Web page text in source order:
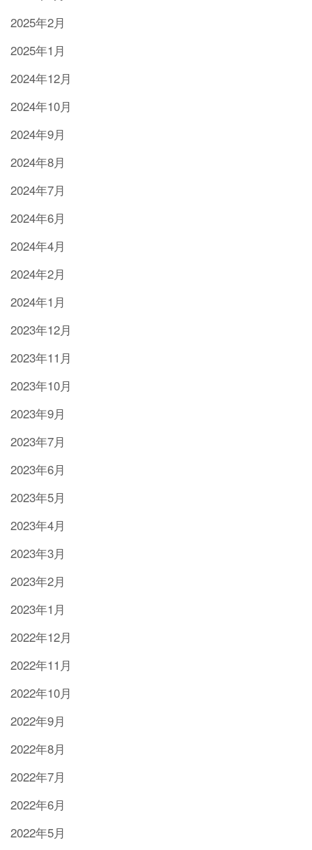
2025年2月
2025年1月
2024年12月
2024年10月
2024年9月
2024年8月
2024年7月
2024年6月
2024年4月
2024年2月
2024年1月
2023年12月
2023年11月
2023年10月
2023年9月
2023年7月
2023年6月
2023年5月
2023年4月
2023年3月
2023年2月
2023年1月
2022年12月
2022年11月
2022年10月
2022年9月
2022年8月
2022年7月
2022年6月
2022年5月